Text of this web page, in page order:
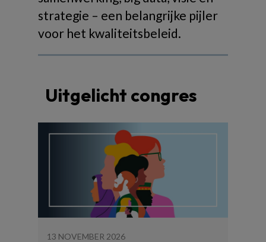
strategie – een belangrijke pijler
voor het kwaliteitsbeleid.
Uitgelicht congres
13 NOVEMBER 2026